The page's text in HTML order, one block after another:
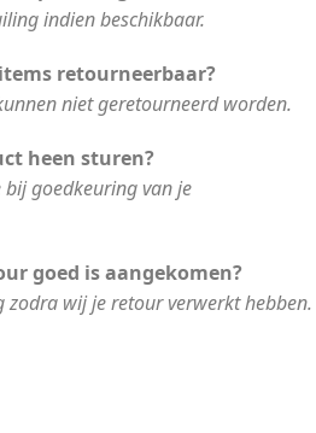
indien beschikbaar.
retourneerbaar?
niet geretourneerd worden.
heen sturen?
goedkeuring van je
goed is aangekomen?
zodra wij je retour verwerkt hebben.